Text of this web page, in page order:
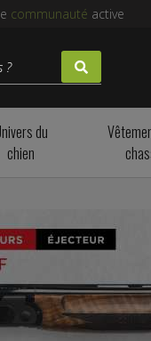
communauté active
du
chien